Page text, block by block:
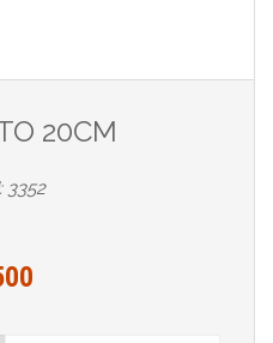
20CM
3352